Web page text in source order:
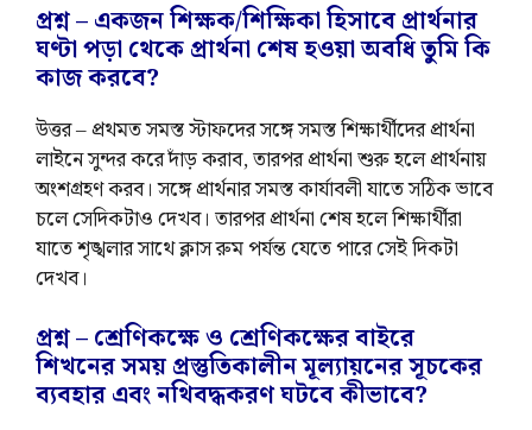
প্রশ্ন – একজন শিক্ষক/শিক্ষিকা হিসাবে প্রার্থনার
ঘণ্টা পড়া থেকে প্রার্থনা শেষ হওয়া অবধি তুমি কি
কাজ করবে?
উত্তর – প্রথমত সমস্ত স্টাফদের সঙ্গে সমস্ত শিক্ষার্থীদের প্রার্থনা
লাইনে সুন্দর করে দাঁড় করাব, তারপর প্রার্থনা শুরু হলে প্রার্থনায়
অংশগ্রহণ করব। সঙ্গে প্রার্থনার সমস্ত কার্যাবলী যাতে সঠিক ভাবে
চলে সেদিকটাও দেখব। তারপর প্রার্থনা শেষ হলে শিক্ষার্থীরা
যাতে শৃঙ্খলার সাথে ক্লাস রুম পর্যন্ত যেতে পারে সেই দিকটা
দেখব।
প্রশ্ন – শ্রেণিকক্ষে ও শ্রেণিকক্ষের বাইরে
শিখনের সময় প্রস্তুতিকালীন মূল্যায়নের সূচকের
ব্যবহার এবং নথিবদ্ধকরণ ঘটবে কীভাবে?